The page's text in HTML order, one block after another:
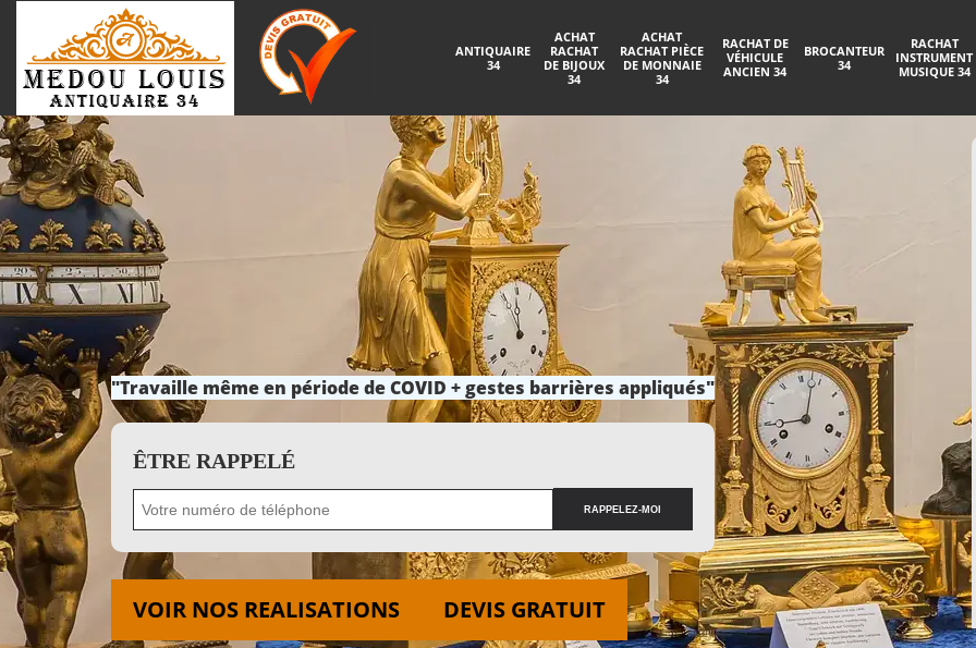
ANTIQUAIRE
34
ACHAT
RACHAT
DE BIJOUX
34
ACHAT
RACHAT PIÈCE
DE MONNAIE
34
RACHAT DE
VÉHICULE
ANCIEN 34
BROCANTEUR
34
RACHAT
INSTRUMENT
MUSIQUE 34
"Travaille même en période de COVID + gestes barrières appliqués"
ÊTRE RAPPELÉ
VOIR NOS REALISATIONS DEVIS GRATUIT